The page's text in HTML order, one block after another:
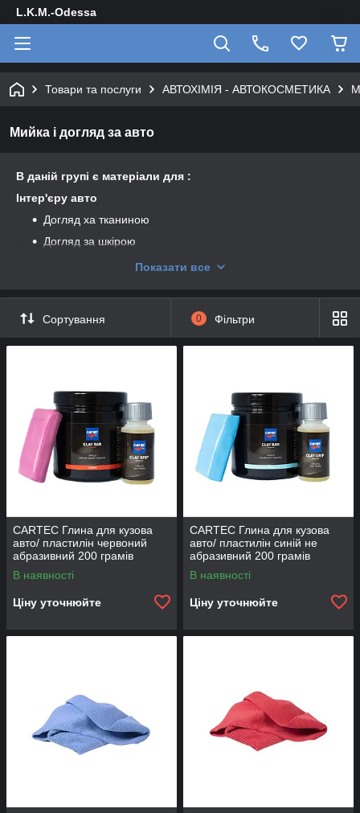
L.K.M.-Odessa
Товари та послуги АВТОХІМІЯ - АВТОКОСМЕТИКА
Мийка і догляд за авто
В даній групі є матеріали для :
Інтер'єру авто
Догляд ха тканиною
Догляд за шкірою
Внутрішній пластик
Первинні шампуні
Ручна мийка
Очисники
Догляд за склом
Догляд за дисками
Догляд за металами
Покришки , зовнішній пластик , ущільнювачі
Показати все
Сортування 0 Фільтри
CARTEC Глина для кузова
авто/ пластилін червоний
абразивний 200 грамів
В наявності
Ціну уточнюйте
CARTEC Глина для кузова
авто/ пластилін синій не
абразивний 200 грамів
В наявності
Ціну уточнюйте